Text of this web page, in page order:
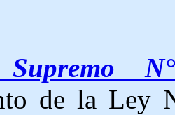
Supremo N
de la Ley